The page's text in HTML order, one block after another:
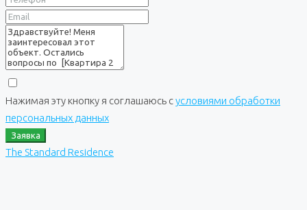
Нажимая эту кнопку я соглашаюсь сусловиями обработки
персональных данных
Заявка
The Standard Residence